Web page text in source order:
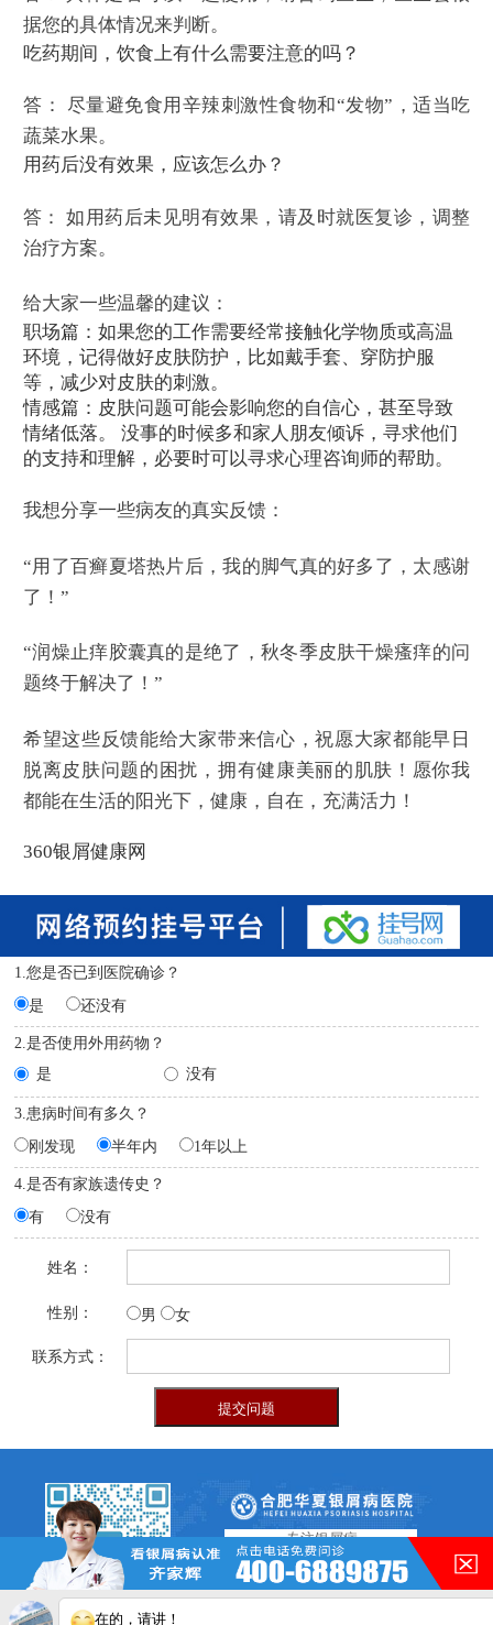
据您的具体情况来判断。
吃药期间，饮食上有什么需要注意的吗？
答： 尽量避免食用辛辣刺激性食物和“发物”，适当吃
蔬菜水果。
用药后没有效果，应该怎么办？
答： 如用药后未见明有效果，请及时就医复诊，调整
治疗方案。
给大家一些温馨的建议：
职场篇：如果您的工作需要经常接触化学物质或高温
环境，记得做好皮肤防护，比如戴手套、穿防护服
等，减少对皮肤的刺激。
情感篇：皮肤问题可能会影响您的自信心，甚至导致
情绪低落。 没事的时候多和家人朋友倾诉，寻求他们
的支持和理解，必要时可以寻求心理咨询师的帮助。
我想分享一些病友的真实反馈：
“用了百癣夏塔热片后，我的脚气真的好多了，太感谢
了！”
“润燥止痒胶囊真的是绝了，秋冬季皮肤干燥瘙痒的问
题终于解决了！”
希望这些反馈能给大家带来信心，祝愿大家都能早日
脱离皮肤问题的困扰，拥有健康美丽的肌肤！愿你我
都能在生活的阳光下，健康，自在，充满活力！
360银屑健康网
1.您是否已到医院确诊？
是
还没有
2.是否使用外用药物？
是
没有
3.患病时间有多久？
刚发现
半年内 1年以上
4.是否有家族遗传史？
有
没有
姓名：
性别： 男 女
联系方式：
专注银屑病
7*24h 电话：
400-688-9875
在的，请讲！